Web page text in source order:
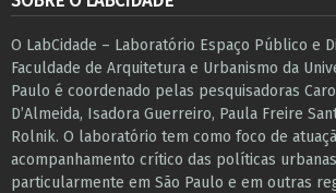
O LabCidade – Laboratório Espaço Público e
Faculdade de Arquitetura e Urbanismo da
Paulo é coordenado pelas pesquisadoras
D’Almeida, Isadora Guerreiro, Paula Freire
Rolnik. O laboratório tem como foco de
acompanhamento crítico das políticas
particularmente em São Paulo e ​em outras